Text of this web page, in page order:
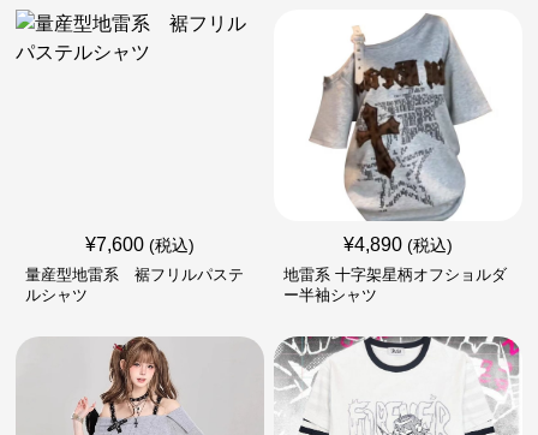
¥7,600 (税込)
量産型地雷系 裾フリルパステ
ルシャツ
¥4,890 (税込)
地雷系 十字架星柄オフショルダ
ー半袖シャツ